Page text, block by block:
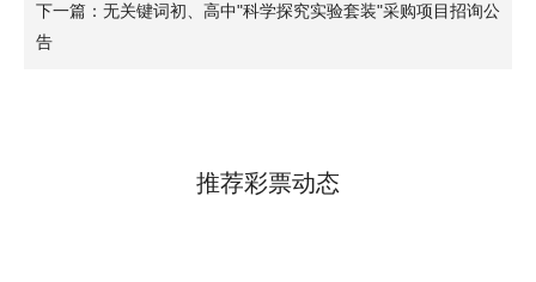
下一篇：无关键词初、高中"科学探究实验套装"采购项目招询公
告
推荐彩票动态